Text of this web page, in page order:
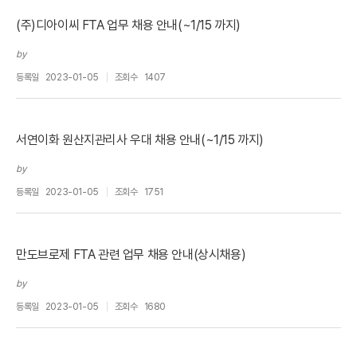
(주)디아이씨 FTA 업무 채용 안내(~1/15 까지)
by
등록일 2023-01-05 조회수 1407
서연이화 원산지관리사 우대 채용 안내(~1/15 까지)
by
등록일 2023-01-05 조회수 1751
만도브로제 FTA 관련 업무 채용 안내(상시채용)
by
등록일 2023-01-05 조회수 1680